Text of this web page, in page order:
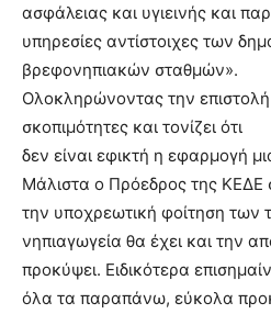
ασφάλειας και υγιεινής και
υπηρεσίες αντίστοιχες των
βρεφονηπιακών σταθμών».
Ολοκληρώνοντας την
σκοπιμότητες και τονίζει ότι
δεν είναι εφικτή η εφαρμογή
Μάλιστα ο Πρόεδρος της ΚΕΔΕ
την υποχρεωτική φοίτηση των
νηπιαγωγεία θα έχει και την
προκύψει. Ειδικότερα
όλα τα παραπάνω, εύκολα